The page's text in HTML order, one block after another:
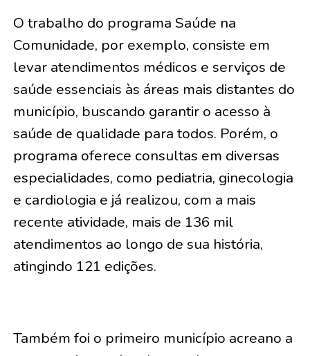
O trabalho do programa Saúde na
Comunidade, por exemplo, consiste em
levar atendimentos médicos e serviços de
saúde essenciais às áreas mais distantes do
município, buscando garantir o acesso à
saúde de qualidade para todos. Porém, o
programa oferece consultas em diversas
especialidades, como pediatria, ginecologia
e cardiologia e já realizou, com a mais
recente atividade, mais de 136 mil
atendimentos ao longo de sua história,
atingindo 121 edições.
Também foi o primeiro município acreano a